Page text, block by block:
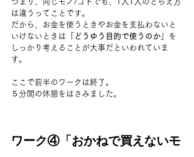
つまり、同じモノ/コトでも、1人1人のとらえ方
は違うってことです。
だから、お金を使うときやお金を支払わないと
いけないときは「
どうゆう目的で使うのか 」を
しっかり考えることが大事だといわれていま
す。
ここで前半のワークは終了。
５分間の休憩をはさみました。
ワーク④「おかねで買えないモ